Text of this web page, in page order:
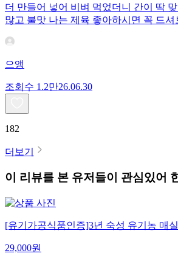
더 만들어 넣어 비벼 먹었더니 간이 딱
많고 불맛 나는 제육 좋아하시면 꼭 드
으앵
조회수 1.2만26.06.30
182
더보기
이 리뷰를 본 유저들이 관심있어
[유기가공식품인증]3년 숙성 유기농 매
29,000원